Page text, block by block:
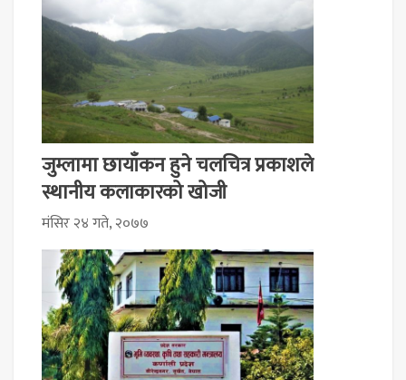
जुम्लामा छायाँकन हुने चलचित्र प्रकाशले
स्थानीय कलाकारको खोजी
मंसिर २४ गते, २०७७